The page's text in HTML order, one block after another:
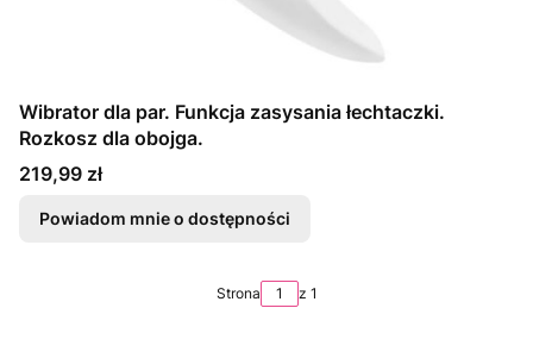
Wibrator dla par. Funkcja zasysania łechtaczki.
Rozkosz dla obojga.
Cena
219,99 zł
Powiadom mnie o dostępności
Strona z 1